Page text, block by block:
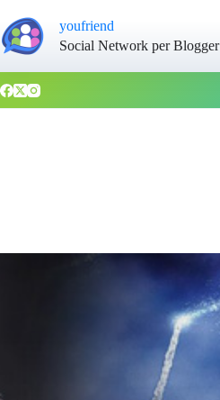
youfriend
Social Network per Blogger